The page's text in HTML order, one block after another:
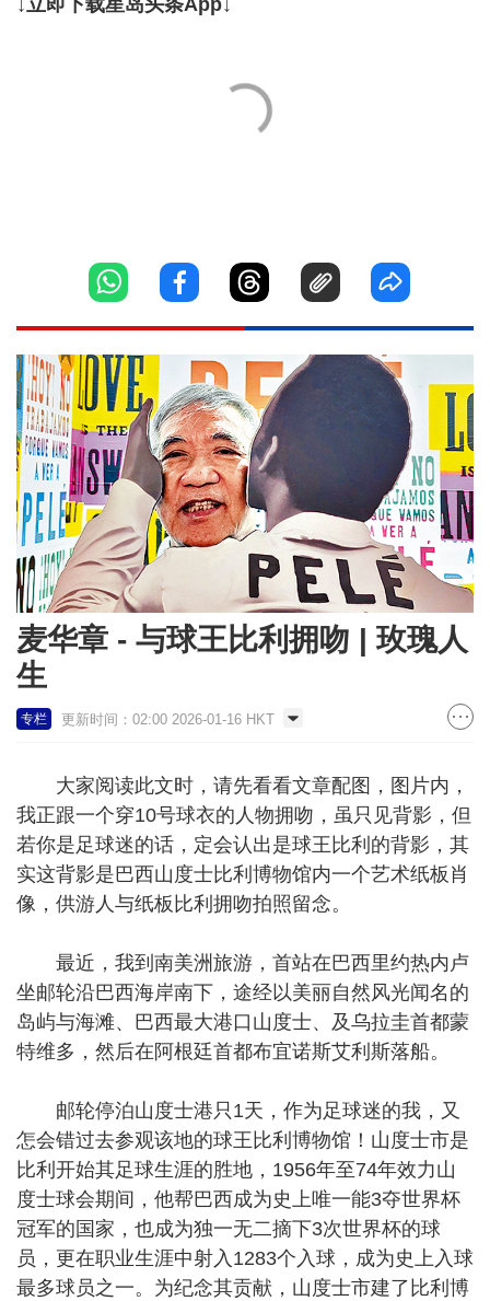
↓立即下载星岛头条App↓
麦华章 - 与球王比利拥吻 | 玫瑰人
生
专栏 更新时间：02:00 2026-01-16 HKT
大家阅读此文时，请先看看文章配图，图片内，
我正跟一个穿10号球衣的人物拥吻，虽只见背影，但
若你是足球迷的话，定会认出是球王比利的背影，其
实这背影是巴西山度士比利博物馆内一个艺术纸板肖
像，供游人与纸板比利拥吻拍照留念。
最近，我到南美洲旅游，首站在巴西里约热内卢
坐邮轮沿巴西海岸南下，途经以美丽自然风光闻名的
岛屿与海滩、巴西最大港口山度士、及乌拉圭首都蒙
特维多，然后在阿根廷首都布宜诺斯艾利斯落船。
邮轮停泊山度士港只1天，作为足球迷的我，又
怎会错过去参观该地的球王比利博物馆！山度士市是
比利开始其足球生涯的胜地，1956年至74年效力山
度士球会期间，他帮巴西成为史上唯一能3夺世界杯
冠军的国家，也成为独一无二摘下3次世界杯的球
员，更在职业生涯中射入1283个入球，成为史上入球
最多球员之一。为纪念其贡献，山度士市建了比利博